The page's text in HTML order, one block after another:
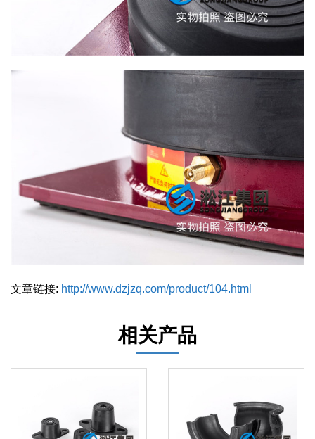
文章链接: http://www.dzjzq.com/product/104.html
相关产品